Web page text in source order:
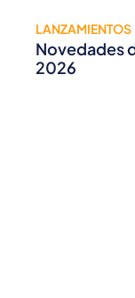
LANZAMIENTOS
Novedades
2026